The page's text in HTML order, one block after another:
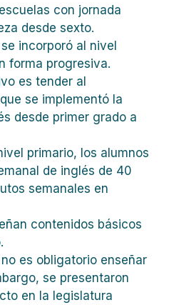
con jornada
desde sexto.
incorporó al nivel
forma progresiva.
es tender al
se implementó la
desde primer grado a
primario, los alumnos
de inglés de 40
semanales en
contenidos básicos
es obligatorio enseñar
se presentaron
en la legislatura